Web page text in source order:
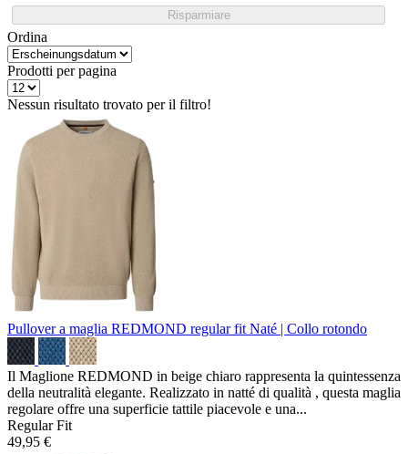
Risparmiare
Ordina
Prodotti per pagina
Nessun risultato trovato per il filtro!
Pullover a maglia REDMOND regular fit Naté | Collo rotondo
Il Maglione REDMOND in beige chiaro rappresenta la quintessenza
della neutralità elegante. Realizzato in natté di qualità , questa maglia
regolare offre una superficie tattile piacevole e una...
Regular Fit
49,95 €